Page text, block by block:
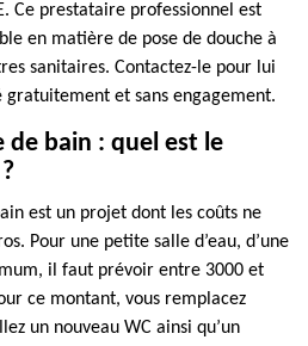
Ce prestataire professionnel est
en matière de pose de douche à
sanitaires. Contactez-le pour lui
et sans engagement.
de bain : quel est le
est un projet dont les coûts ne
Pour une petite salle d’eau, d’une
il faut prévoir entre 3000 et
ce montant, vous remplacez
un nouveau WC ainsi qu’un